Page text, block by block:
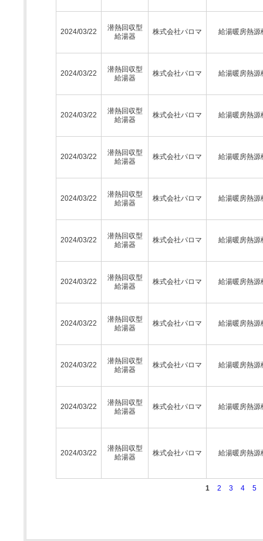
2024/03/22
潜熱回収型
給湯器
株式会社パロマ 給湯暖房熱源
2024/03/22
潜熱回収型
給湯器
株式会社パロマ 給湯暖房熱源
2024/03/22
潜熱回収型
給湯器
株式会社パロマ 給湯暖房熱源
2024/03/22
潜熱回収型
給湯器
株式会社パロマ 給湯暖房熱源
2024/03/22
潜熱回収型
給湯器
株式会社パロマ 給湯暖房熱源
2024/03/22
潜熱回収型
給湯器
株式会社パロマ 給湯暖房熱源
2024/03/22
潜熱回収型
給湯器
株式会社パロマ 給湯暖房熱源
2024/03/22
潜熱回収型
給湯器
株式会社パロマ 給湯暖房熱源
2024/03/22
潜熱回収型
給湯器
株式会社パロマ 給湯暖房熱源
2024/03/22
潜熱回収型
給湯器
株式会社パロマ 給湯暖房熱源
2024/03/22
潜熱回収型
給湯器
株式会社パロマ 給湯暖房熱源
1 2 3 4 5